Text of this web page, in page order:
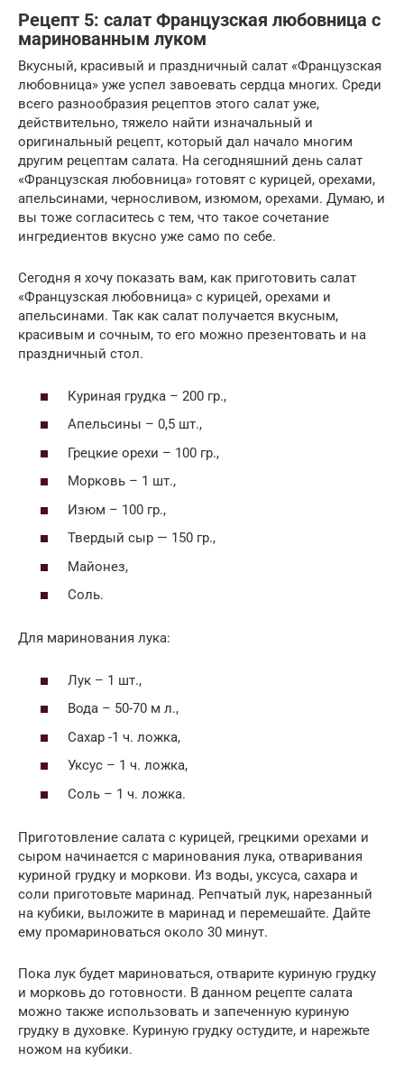
Рецепт 5: салат Французская любовница с
маринованным луком
Вкусный, красивый и праздничный салат «Французская
любовница» уже успел завоевать сердца многих. Среди
всего разнообразия рецептов этого салат уже,
действительно, тяжело найти изначальный и
оригинальный рецепт, который дал начало многим
другим рецептам салата. На сегодняшний день салат
«Французская любовница» готовят с курицей, орехами,
апельсинами, черносливом, изюмом, орехами. Думаю, и
вы тоже согласитесь с тем, что такое сочетание
ингредиентов вкусно уже само по себе.
Сегодня я хочу показать вам, как приготовить салат
«Французская любовница» с курицей, орехами и
апельсинами. Так как салат получается вкусным,
красивым и сочным, то его можно презентовать и на
праздничный стол.
Куриная грудка – 200 гр.,
Апельсины – 0,5 шт.,
Грецкие орехи – 100 гр.,
Морковь – 1 шт.,
Изюм – 100 гр.,
Твердый сыр — 150 гр.,
Майонез,
Соль.
Для маринования лука:
Лук – 1 шт.,
Вода – 50-70 м л.,
Сахар -1 ч. ложка,
Уксус – 1 ч. ложка,
Соль – 1 ч. ложка.
Приготовление салата с курицей, грецкими орехами и
сыром начинается с маринования лука, отваривания
куриной грудку и моркови. Из воды, уксуса, сахара и
соли приготовьте маринад. Репчатый лук, нарезанный
на кубики, выложите в маринад и перемешайте. Дайте
ему промариноваться около 30 минут.
Пока лук будет мариноваться, отварите куриную грудку
и морковь до готовности. В данном рецепте салата
можно также использовать и запеченную куриную
грудку в духовке. Куриную грудку остудите, и нарежьте
ножом на кубики.